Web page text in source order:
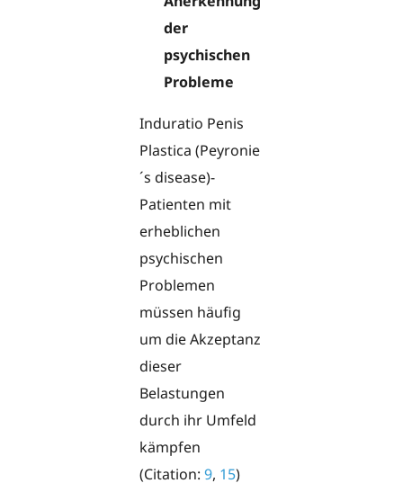
der
psychischen
Probleme
Induratio Penis
Plastica (Peyronie
´s disease)-
Patienten mit
erheblichen
psychischen
Problemen
müssen häufig
um die Akzeptanz
dieser
Belastungen
durch ihr Umfeld
kämpfen
(Citation: 9, 15)